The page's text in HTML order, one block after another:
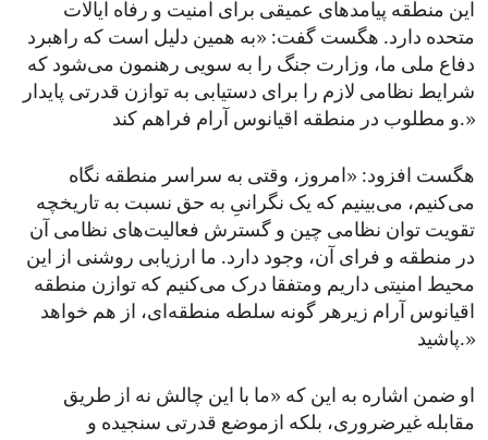
این منطقه پیامدهای عمیقی برای امنیت و رفاه ایالات
متحده دارد. هگست گفت: «به همین دلیل است که راهبرد
دفاع ملی ما، وزارت جنگ را به سویی رهنمون می‌شود که
شرایط نظامی لازم را برای دستیابی به توازن قدرتی پایدار
و مطلوب در منطقه‌ اقیانوس آرام فراهم کند.»
هگست افزود: «امروز، وقتی به سراسر منطقه نگاه
می‌کنیم، می‌بینیم که یک نگرانیِ به حق نسبت به تاریخچه
تقویت توان نظامی چین و گسترش فعالیت‌های نظامی آن
در منطقه و فرای آن، وجود دارد. ما ارزیابی روشنی از این
محیط امنیتی داریم ومتفقا درک می‌کنیم که توازن منطقه
اقیانوس آرام زیرهر گونه سلطه‌ منطقه‌ای، از هم خواهد
پاشید.»
او ضمن اشاره به این که «ما با این چالش نه از طریق
مقابله غیرضروری، بلکه ازموضع قدرتی سنجیده و